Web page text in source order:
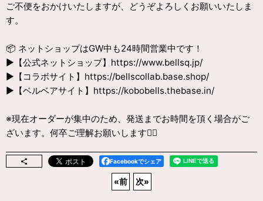
ご不便をおかけいたしますが、どうぞよろしくお願いいたしま
す。
📦 ネットショップはGW中も24時間営業中です！
▶️【公式ネットショップ】https://www.bellsq.jp/
▶️【コラボサイト】https://bellscollab.base.shop/
▶️【ベルベアサイト】https://kobobells.thebase.in/
※現在オーダーが集中のため、発送までお時間を頂く場合がご
ざいます。何卒ご理解お願いします🙇‍♂️
Facebookでシェア
«前 次»